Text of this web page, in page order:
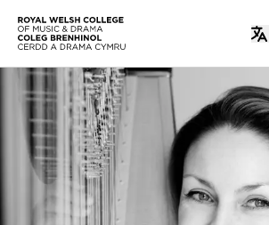
Neidio i’r prif gynnwys